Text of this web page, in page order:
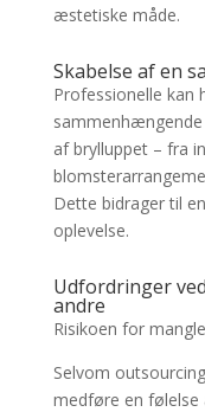
æstetiske måde.
Skabelse af en
Professionelle kan
af brylluppet – fra
Dette bidrager til
oplevelse.
Udfordringer
andre
Risikoen for
Selvom
medføre en følelse